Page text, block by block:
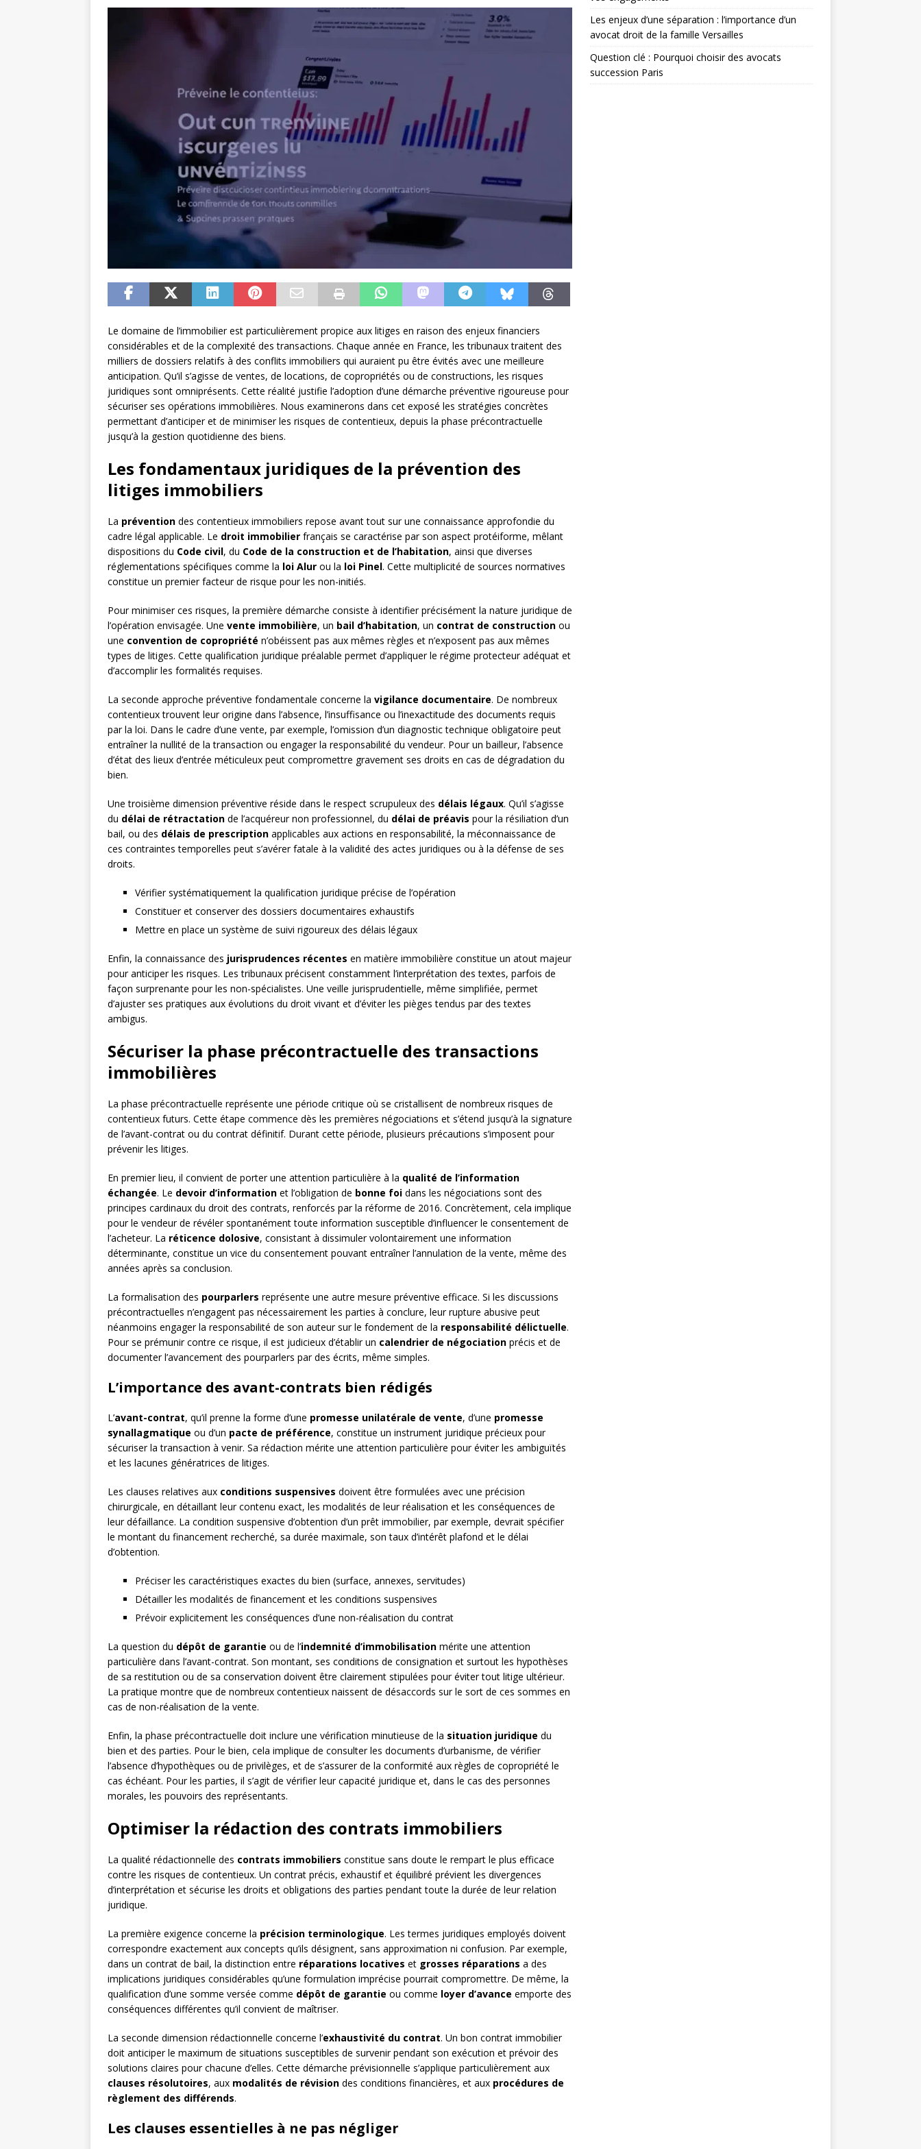
Le domaine de l’immobilier est particulièrement propice aux litiges en raison des enjeux financiers
considérables et de la complexité des transactions. Chaque année en France, les tribunaux traitent des
milliers de dossiers relatifs à des conflits immobiliers qui auraient pu être évités avec une meilleure
anticipation. Qu’il s’agisse de ventes, de locations, de copropriétés ou de constructions, les risques
juridiques sont omniprésents. Cette réalité justifie l’adoption d’une démarche préventive rigoureuse pour
sécuriser ses opérations immobilières. Nous examinerons dans cet exposé les stratégies concrètes
permettant d’anticiper et de minimiser les risques de contentieux, depuis la phase précontractuelle
jusqu’à la gestion quotidienne des biens.
Les fondamentaux juridiques de la prévention des
litiges immobiliers
La prévention des contentieux immobiliers repose avant tout sur une connaissance approfondie du
cadre légal applicable. Le droit immobilier français se caractérise par son aspect protéiforme, mêlant
dispositions du Code civil, du Code de la construction et de l’habitation, ainsi que diverses
réglementations spécifiques comme la loi Alur ou la loi Pinel. Cette multiplicité de sources normatives
constitue un premier facteur de risque pour les non-initiés.
Pour minimiser ces risques, la première démarche consiste à identifier précisément la nature juridique de
l’opération envisagée. Une vente immobilière, un bail d’habitation, un contrat de construction ou
une convention de copropriété n’obéissent pas aux mêmes règles et n’exposent pas aux mêmes
types de litiges. Cette qualification juridique préalable permet d’appliquer le régime protecteur adéquat et
d’accomplir les formalités requises.
La seconde approche préventive fondamentale concerne la vigilance documentaire. De nombreux
contentieux trouvent leur origine dans l’absence, l’insuffisance ou l’inexactitude des documents requis
par la loi. Dans le cadre d’une vente, par exemple, l’omission d’un diagnostic technique obligatoire peut
entraîner la nullité de la transaction ou engager la responsabilité du vendeur. Pour un bailleur, l’absence
d’état des lieux d’entrée méticuleux peut compromettre gravement ses droits en cas de dégradation du
bien.
Une troisième dimension préventive réside dans le respect scrupuleux des délais légaux. Qu’il s’agisse
du délai de rétractation de l’acquéreur non professionnel, du délai de préavis pour la résiliation d’un
bail, ou des délais de prescription applicables aux actions en responsabilité, la méconnaissance de
ces contraintes temporelles peut s’avérer fatale à la validité des actes juridiques ou à la défense de ses
droits.
Vérifier systématiquement la qualification juridique précise de l’opération
Constituer et conserver des dossiers documentaires exhaustifs
Mettre en place un système de suivi rigoureux des délais légaux
Enfin, la connaissance des jurisprudences récentes en matière immobilière constitue un atout majeur
pour anticiper les risques. Les tribunaux précisent constamment l’interprétation des textes, parfois de
façon surprenante pour les non-spécialistes. Une veille jurisprudentielle, même simplifiée, permet
d’ajuster ses pratiques aux évolutions du droit vivant et d’éviter les pièges tendus par des textes
ambigus.
Sécuriser la phase précontractuelle des transactions
immobilières
La phase précontractuelle représente une période critique où se cristallisent de nombreux risques de
contentieux futurs. Cette étape commence dès les premières négociations et s’étend jusqu’à la signature
de l’avant-contrat ou du contrat définitif. Durant cette période, plusieurs précautions s’imposent pour
prévenir les litiges.
En premier lieu, il convient de porter une attention particulière à la qualité de l’information
échangée. Le devoir d’information et l’obligation de bonne foi dans les négociations sont des
principes cardinaux du droit des contrats, renforcés par la réforme de 2016. Concrètement, cela implique
pour le vendeur de révéler spontanément toute information susceptible d’influencer le consentement de
l’acheteur. La réticence dolosive, consistant à dissimuler volontairement une information
déterminante, constitue un vice du consentement pouvant entraîner l’annulation de la vente, même des
années après sa conclusion.
La formalisation des pourparlers représente une autre mesure préventive efficace. Si les discussions
précontractuelles n’engagent pas nécessairement les parties à conclure, leur rupture abusive peut
néanmoins engager la responsabilité de son auteur sur le fondement de la responsabilité délictuelle.
Pour se prémunir contre ce risque, il est judicieux d’établir un calendrier de négociation précis et de
documenter l’avancement des pourparlers par des écrits, même simples.
L’importance des avant-contrats bien rédigés
L’avant-contrat, qu’il prenne la forme d’une promesse unilatérale de vente, d’une promesse
synallagmatique ou d’un pacte de préférence, constitue un instrument juridique précieux pour
sécuriser la transaction à venir. Sa rédaction mérite une attention particulière pour éviter les ambiguïtés
et les lacunes génératrices de litiges.
Les clauses relatives aux conditions suspensives doivent être formulées avec une précision
chirurgicale, en détaillant leur contenu exact, les modalités de leur réalisation et les conséquences de
leur défaillance. La condition suspensive d’obtention d’un prêt immobilier, par exemple, devrait spécifier
le montant du financement recherché, sa durée maximale, son taux d’intérêt plafond et le délai
d’obtention.
Préciser les caractéristiques exactes du bien (surface, annexes, servitudes)
Détailler les modalités de financement et les conditions suspensives
Prévoir explicitement les conséquences d’une non-réalisation du contrat
La question du dépôt de garantie ou de l’indemnité d’immobilisation mérite une attention
particulière dans l’avant-contrat. Son montant, ses conditions de consignation et surtout les hypothèses
de sa restitution ou de sa conservation doivent être clairement stipulées pour éviter tout litige ultérieur.
La pratique montre que de nombreux contentieux naissent de désaccords sur le sort de ces sommes en
cas de non-réalisation de la vente.
Enfin, la phase précontractuelle doit inclure une vérification minutieuse de la situation juridique du
bien et des parties. Pour le bien, cela implique de consulter les documents d’urbanisme, de vérifier
l’absence d’hypothèques ou de privilèges, et de s’assurer de la conformité aux règles de copropriété le
cas échéant. Pour les parties, il s’agit de vérifier leur capacité juridique et, dans le cas des personnes
morales, les pouvoirs des représentants.
Optimiser la rédaction des contrats immobiliers
La qualité rédactionnelle des contrats immobiliers constitue sans doute le rempart le plus efficace
contre les risques de contentieux. Un contrat précis, exhaustif et équilibré prévient les divergences
d’interprétation et sécurise les droits et obligations des parties pendant toute la durée de leur relation
juridique.
La première exigence concerne la précision terminologique. Les termes juridiques employés doivent
correspondre exactement aux concepts qu’ils désignent, sans approximation ni confusion. Par exemple,
dans un contrat de bail, la distinction entre réparations locatives et grosses réparations a des
implications juridiques considérables qu’une formulation imprécise pourrait compromettre. De même, la
qualification d’une somme versée comme dépôt de garantie ou comme loyer d’avance emporte des
conséquences différentes qu’il convient de maîtriser.
La seconde dimension rédactionnelle concerne l’exhaustivité du contrat. Un bon contrat immobilier
doit anticiper le maximum de situations susceptibles de survenir pendant son exécution et prévoir des
solutions claires pour chacune d’elles. Cette démarche prévisionnelle s’applique particulièrement aux
clauses résolutoires, aux modalités de révision des conditions financières, et aux procédures de
règlement des différends.
Les clauses essentielles à ne pas négliger
Les enjeux d’une séparation : l’importance d’un
avocat droit de la famille Versailles
Question clé : Pourquoi choisir des avocats
succession Paris